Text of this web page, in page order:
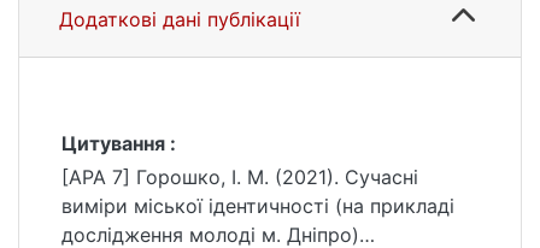
Додаткові дані публікації
Цитування :
[APA 7] Горошко, І. М. (2021). Сучасні
виміри міської ідентичності (на прикладі
дослідження молоді м. Дніпро)